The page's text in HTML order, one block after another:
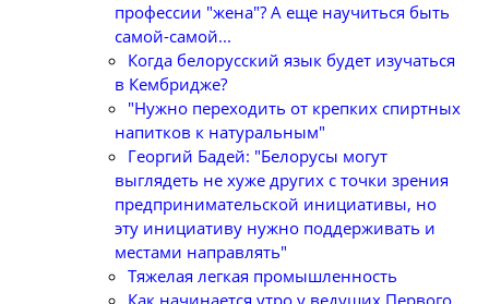
профессии "жена"? А еще научиться быть
самой-самой...
Когда белорусский язык будет изучаться
в Кембридже?
"Нужно переходить от крепких спиртных
напитков к натуральным"
Георгий Бадей: "Белорусы могут
выглядеть не хуже других с точки зрения
предпринимательской инициативы, но
эту инициативу нужно поддерживать и
местами направлять"
Тяжелая легкая промышленность
Как начинается утро у ведущих Первого